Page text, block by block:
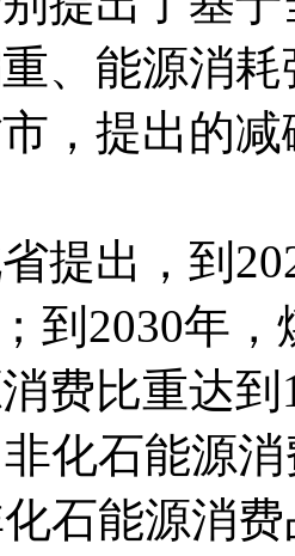
、能源消
，提出的
提出，到
到2030年
费比重达
化石能源
石能源消